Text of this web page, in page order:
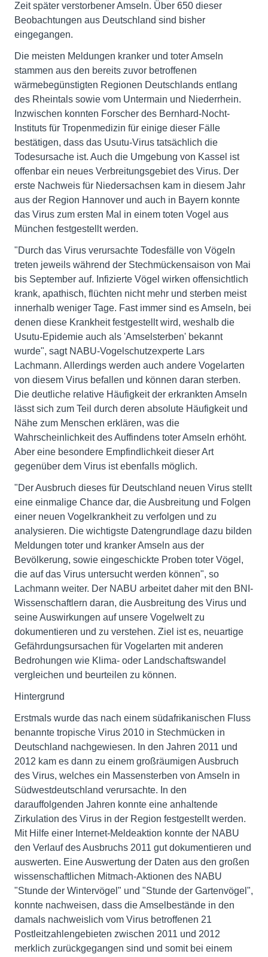
Zeit später verstorbener Amseln. Über 650 dieser
Beobachtungen aus Deutschland sind bisher
eingegangen.
Die meisten Meldungen kranker und toter Amseln
stammen aus den bereits zuvor betroffenen
wärmebegünstigten Regionen Deutschlands entlang
des Rheintals sowie vom Untermain und Niederrhein.
Inzwischen konnten Forscher des Bernhard-Nocht-
Instituts für Tropenmedizin für einige dieser Fälle
bestätigen, dass das Usutu-Virus tatsächlich die
Todesursache ist. Auch die Umgebung von Kassel ist
offenbar ein neues Verbreitungsgebiet des Virus. Der
erste Nachweis für Niedersachsen kam in diesem Jahr
aus der Region Hannover und auch in Bayern konnte
das Virus zum ersten Mal in einem toten Vogel aus
München festgestellt werden.
"Durch das Virus verursachte Todesfälle von Vögeln
treten jeweils während der Stechmückensaison von Mai
bis September auf. Infizierte Vögel wirken offensichtlich
krank, apathisch, flüchten nicht mehr und sterben meist
innerhalb weniger Tage. Fast immer sind es Amseln, bei
denen diese Krankheit festgestellt wird, weshalb die
Usutu-Epidemie auch als 'Amselsterben' bekannt
wurde", sagt NABU-Vogelschutzexperte Lars
Lachmann. Allerdings werden auch andere Vogelarten
von diesem Virus befallen und können daran sterben.
Die deutliche relative Häufigkeit der erkrankten Amseln
lässt sich zum Teil durch deren absolute Häufigkeit und
Nähe zum Menschen erklären, was die
Wahrscheinlichkeit des Auffindens toter Amseln erhöht.
Aber eine besondere Empfindlichkeit dieser Art
gegenüber dem Virus ist ebenfalls möglich.
"Der Ausbruch dieses für Deutschland neuen Virus stellt
eine einmalige Chance dar, die Ausbreitung und Folgen
einer neuen Vogelkrankheit zu verfolgen und zu
analysieren. Die wichtigste Datengrundlage dazu bilden
Meldungen toter und kranker Amseln aus der
Bevölkerung, sowie eingeschickte Proben toter Vögel,
die auf das Virus untersucht werden können", so
Lachmann weiter. Der NABU arbeitet daher mit den BNI-
Wissenschaftlern daran, die Ausbreitung des Virus und
seine Auswirkungen auf unsere Vogelwelt zu
dokumentieren und zu verstehen. Ziel ist es, neuartige
Gefährdungsursachen für Vogelarten mit anderen
Bedrohungen wie Klima- oder Landschaftswandel
vergleichen und beurteilen zu können.
Hintergrund
Erstmals wurde das nach einem südafrikanischen Fluss
benannte tropische Virus 2010 in Stechmücken in
Deutschland nachgewiesen. In den Jahren 2011 und
2012 kam es dann zu einem großräumigen Ausbruch
des Virus, welches ein Massensterben von Amseln in
Südwestdeutschland verursachte. In den
darauffolgenden Jahren konnte eine anhaltende
Zirkulation des Virus in der Region festgestellt werden.
Mit Hilfe einer Internet-Meldeaktion konnte der NABU
den Verlauf des Ausbruchs 2011 gut dokumentieren und
auswerten. Eine Auswertung der Daten aus den großen
wissenschaftlichen Mitmach-Aktionen des NABU
"Stunde der Wintervögel" und "Stunde der Gartenvögel",
konnte nachweisen, dass die Amselbestände in den
damals nachweislich vom Virus betroffenen 21
Postleitzahlengebieten zwischen 2011 und 2012
merklich zurückgegangen sind und somit bei einem